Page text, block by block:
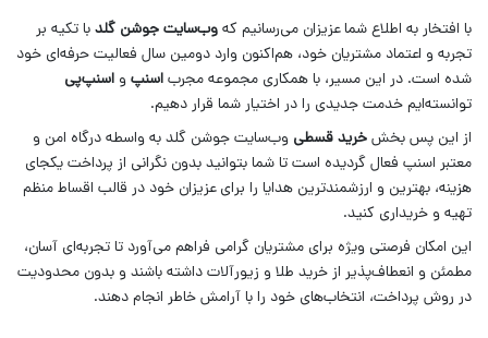
با افتخار به اطلاع شما عزیزان می‌رسانیم کهوب‌سایت جوشن گلدبا تکیه بر
تجربه و اعتماد مشتریان خود، هم‌اکنون وارد دومین سال فعالیت حرفه‌ای خود
شده است. در این مسیر، با همکاری مجموعه مجرباسنپو اسنپ‌پی
توانسته‌ایم خدمت جدیدی را در اختیار شما قرار دهیم.
از این پس بخشخرید قسطی وب‌سایت جوشن گلد به واسطه درگاه امن و
معتبر اسنپ فعال گردیده است تا شما بتوانید بدون نگرانی از پرداخت یکجای
هزینه، بهترین و ارزشمندترین هدایا را برای عزیزان خود در قالب اقساط منظم
تهیه و خریداری کنید.
این امکان فرصتی ویژه برای مشتریان گرامی فراهم می‌آورد تا تجربه‌ای آسان،
مطمئن و انعطاف‌پذیر از خرید طلا و زیورآلات داشته باشند و بدون محدودیت
در روش پرداخت، انتخاب‌های خود را با آرامش خاطر انجام دهند.